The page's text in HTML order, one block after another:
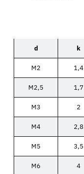
d k
M2 1,4
M2,5 1,7
M3 2
M4 2,8
M5 3,5
M6 4